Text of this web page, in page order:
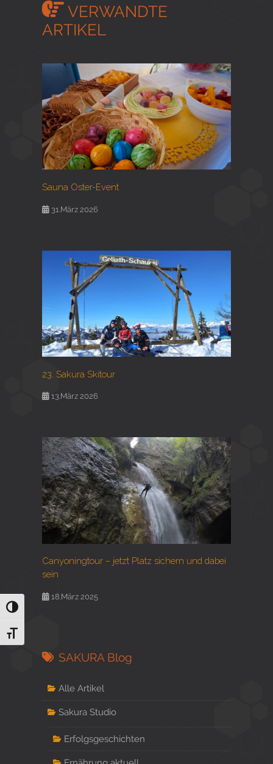
Umschalten auf hohe Kontraste
Schrift vergrößern
VERWANDTE
ARTIKEL
Sauna Oster-Event
31.März 2026
23. Sakura Skitour
13.März 2026
Canyoningtour – jetzt Platz sichern und dabei
sein
18.März 2025
SAKURA Blog
Alle Artikel
Sakura Studio
Erfolgsgeschichten